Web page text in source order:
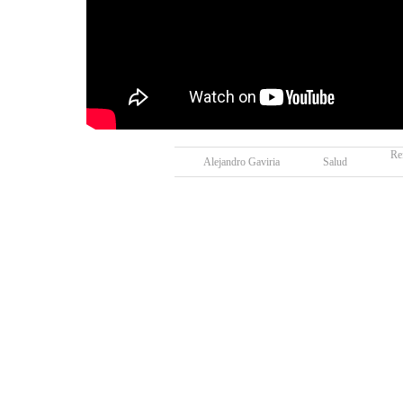
Alejandro Gaviria Salud